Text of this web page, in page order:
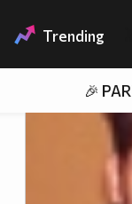
Trending
🎉